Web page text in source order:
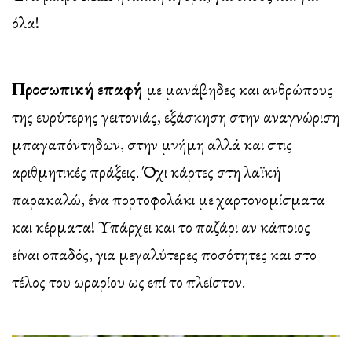
όλα!
Προσωπική επαφή με μανάβηδες και ανθρώπους
της ευρύτερης γειτονιάς, εξάσκηση στην αναγνώριση
μπαγαπόντηδων, στην μνήμη αλλά και στις
αριθμητικές πράξεις. Όχι κάρτες στη λαϊκή
παρακαλώ, ένα πορτοφολάκι με χαρτονομίσματα
και κέρματα! Υπάρχει και το παζάρι αν κάποιος
είναι οπαδός, για μεγαλύτερες ποσότητες και στο
τέλος του ωραρίου ως επί το πλείστον.